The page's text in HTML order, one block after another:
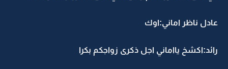
عادل ناظر اماني:اوك
رائد:اكشخ يااماني اجل ذكرى زواجكم بكرا